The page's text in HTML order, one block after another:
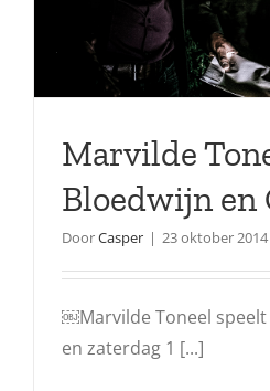
Marvilde
Bloedwijn en
DoorCasper | 23 oktober 2014
￼Marvilde Toneel
en zaterdag 1 [...]